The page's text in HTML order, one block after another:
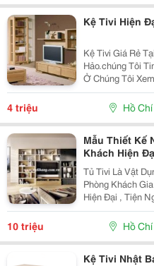
Kệ Tivi Hiện
Kệ Tivi Giá Rẻ
Hảo.chúng Tôi
Ở Chúng Tôi Xem Hang Mẫu Tại; 445/73 Đường Tân
Hòa
Chí Minh
4 triệu Hồ
Mẫu Thiết Kế
Khách Hiện
Tủ Tivi Là Vật
Phòng Khách
Hiện Đại , Tiện
Xu Hướng Nội
Nếu Như Bạn
10 triệu Hồ
Kệ Tivi Nhật